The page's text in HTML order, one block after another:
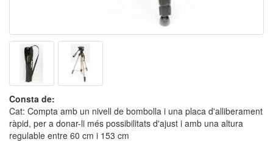
Consta de:
Cat: Compta amb un nivell de bombolla i una placa d'alliberament
ràpid, per a donar-li més possibilitats d'ajust i amb una altura
regulable entre 60 cm i 153 cm